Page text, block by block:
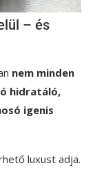
– és
nem minden
hidratáló,
igenis
luxust adja.